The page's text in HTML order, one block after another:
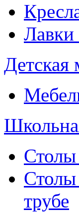
Лавки
Детская
Столы
Столы
трубе